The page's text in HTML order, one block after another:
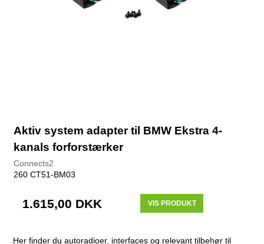
Aktiv system adapter til BMW Ekstra 4-
kanals forforstærker
Connects2
260 CT51-BM03
1.615,00 DKK VIS PRODUKT
Her finder du autoradioer, interfaces og relevant tilbehør til